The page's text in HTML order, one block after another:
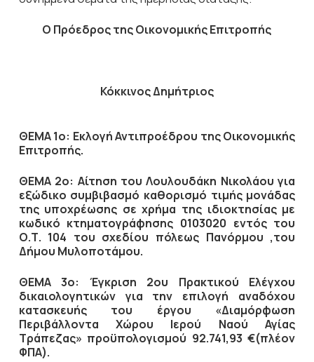
Ο Πρόεδροςτης Οικονομικής Επιτροπής
Κόκκινος Δημήτριος
ΘΕΜΑ 1ο: Εκλογή Αντιπροέδρου της Οικονομικής
Επιτροπής.
ΘΕΜΑ 2ο: Αίτηση του Λουλουδάκη Νικολάου για
εξώδικο συμβιβασμό καθορισμό τιμής μονάδας
της υποχρέωσης σε χρήμα της ιδιοκτησίας με
κωδικό κτηματογράφησης 0103020 εντός του
Ο.Τ. 104 του σχεδίου πόλεως Πανόρμου ,του
Δήμου Μυλοποτάμου.
ΘΕΜΑ 3ο: Έγκριση 2ου Πρακτικού Ελέγχου
δικαιολογητικών για την επιλογή αναδόχου
κατασκευής του έργου «Διαμόρφωση
Περιβάλλοντα Χώρου Ιερού Ναού Αγίας
Τράπεζας» προϋπολογισμού 92.741,93 €(πλέον
ΦΠΑ).